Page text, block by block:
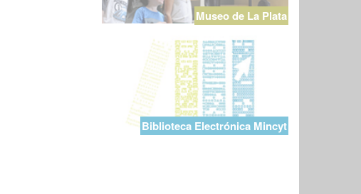
Museo de La Plata
Biblioteca Electrónica Mincyt